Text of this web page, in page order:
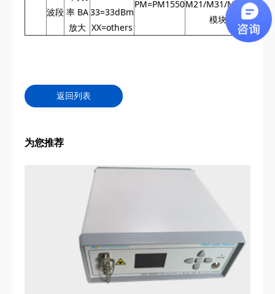
波段 率 BA
放大
33=33dBm
XX=others
PM=PM1550M21/M31/M70=
模块
返回列表
为您推荐